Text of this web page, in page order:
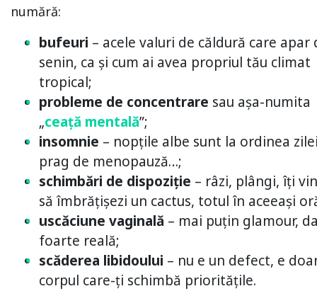
numără:
bufeuri – acele valuri de căldură care apar
senin, ca și cum ai avea propriul tău climat
tropical;
probleme de concentrare sau așa-numita
„ceață mentală”;
insomnie – nopțile albe sunt la ordinea
prag de menopauză…;
schimbări de dispoziție – râzi, plângi, îți
să îmbrățișezi un cactus, totul în aceeași
uscăciune vaginală – mai puțin glamour,
foarte reală;
scăderea libidoului – nu e un defect, e
corpul care-ți schimbă prioritățile.